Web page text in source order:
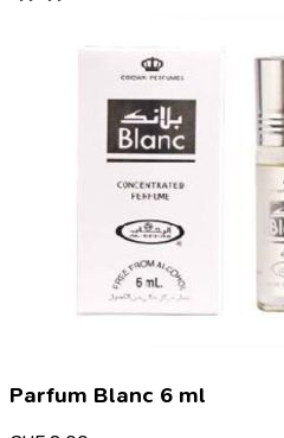
Parfum Blanc 6 ml